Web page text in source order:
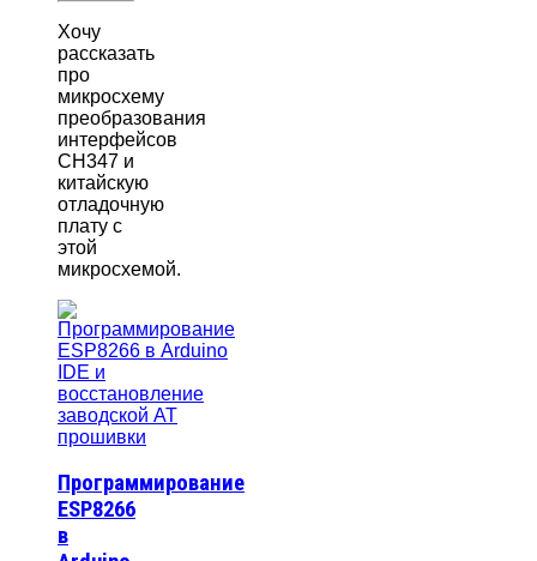
Хочу
рассказать
про
микросхему
преобразования
интерфейсов
CH347 и
китайскую
отладочную
плату с
этой
микросхемой.
Программирование
ESP8266
в